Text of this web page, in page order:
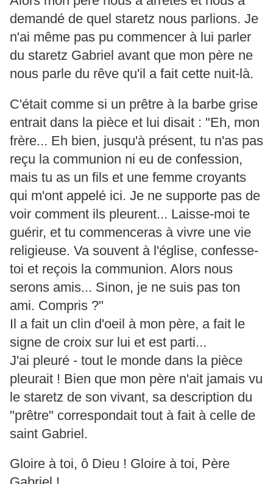
demandé de quel staretz nous parlions. Je
n'ai même pas pu commencer à lui parler
du staretz Gabriel avant que mon père ne
nous parle du rêve qu'il a fait cette nuit-là.
C'était comme si un prêtre à la barbe grise
entrait dans la pièce et lui disait : "Eh, mon
frère... Eh bien, jusqu'à présent, tu n'as pas
reçu la communion ni eu de confession,
mais tu as un fils et une femme croyants
qui m'ont appelé ici. Je ne supporte pas de
voir comment ils pleurent... Laisse-moi te
guérir, et tu commenceras à vivre une vie
religieuse. Va souvent à l'église, confesse-
toi et reçois la communion. Alors nous
serons amis... Sinon, je ne suis pas ton
ami. Compris ?"
Il a fait un clin d'oeil à mon père, a fait le
signe de croix sur lui et est parti...
J'ai pleuré - tout le monde dans la pièce
pleurait ! Bien que mon père n'ait jamais vu
le staretz de son vivant, sa description du
"prêtre" correspondait tout à fait à celle de
saint Gabriel.
Gloire à toi, ô Dieu ! Gloire à toi, Père